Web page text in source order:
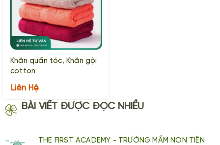
Khăn quấn tóc, Khăn gội
cotton
Liên Hệ
BÀI VIẾT ĐƯỢC ĐỌC NHIỀU
THE FIRST ACADEMY - TRƯỜNG MẦM NON TIÊN